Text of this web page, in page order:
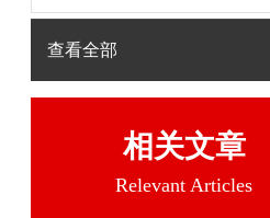
查看全部
相关文章
Relevant Articles